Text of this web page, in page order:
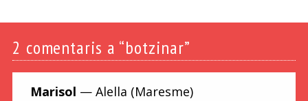
2 comentaris a “botzinar”
Marisol — Alella (Maresme)